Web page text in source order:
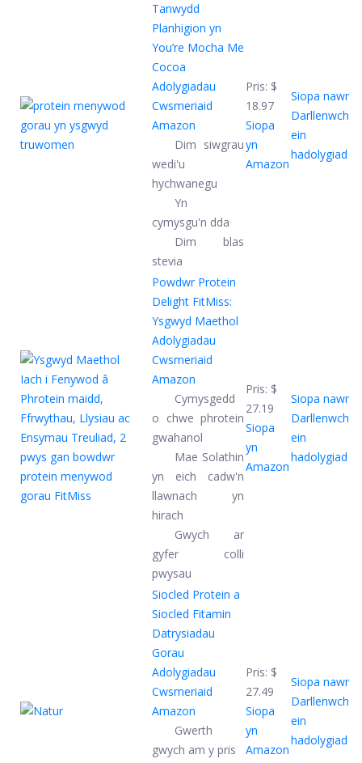
Tanwydd
Planhigion yn
You’re Mocha Me
Cocoa
Adolygiadau
Cwsmeriaid
Amazon
Dim siwgrau
wedi'u
hychwanegu
Yn
cymysgu'n dda
Dim blas
stevia
Pris: $
18.97
Siopa
yn
Amazon
Siopa nawr
Darllenwch
ein
hadolygiad
Powdwr Protein
Delight FitMiss:
Ysgwyd Maethol
Adolygiadau
Cwsmeriaid
Amazon
Cymysgedd
o chwe phrotein
gwahanol
Mae Solathin
yn eich cadw'n
llawnach yn
hirach
Gwych ar
gyfer colli
pwysau
Pris: $
27.19
Siopa
yn
Amazon
Siopa nawr
Darllenwch
ein
hadolygiad
Siocled Protein a
Siocled Fitamin
Datrysiadau
Gorau
Adolygiadau
Cwsmeriaid
Amazon
Gwerth
gwych am y pris
Pris: $
27.49
Siopa
yn
Amazon
Siopa nawr
Darllenwch
ein
hadolygiad